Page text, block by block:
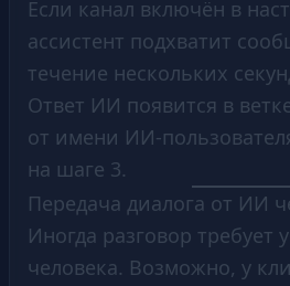
Если канал включён в
ассистент подхватит
течение нескольких
Ответ ИИ появится в
от имени ИИ-
на шаге 3.
Передача диалога от ИИ
Иногда разговор требует
человека. Возможно, у